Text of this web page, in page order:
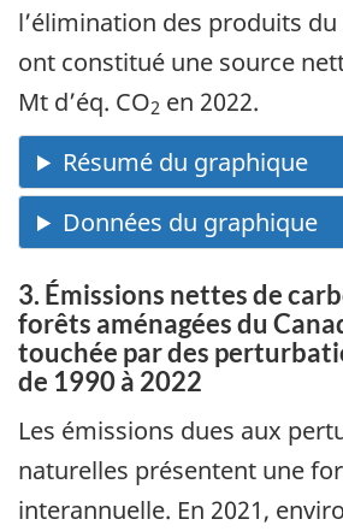
l’élimination des produits
ont constitué une source
Mt d’éq. CO2 en 2022.
3. Émissions nettes de
forêts aménagées du
touchée par des
de 1990 à 2022
Les émissions dues aux
naturelles présentent une
interannuelle. En 2021,